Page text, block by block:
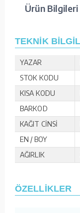
Ürün Bilgileri
TEKNİK
YAZAR
STOK KODU
KISA KODU
BARKOD
KAĞIT CİNSİ
EN / BOY
AĞIRLIK
ÖZELLİKLER